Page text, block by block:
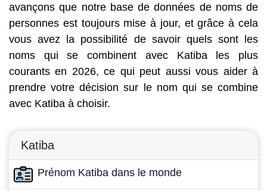
avançons que notre base de données de noms de
personnes est toujours mise à jour, et grâce à cela
vous avez la possibilité de savoir quels sont les
noms qui se combinent avec Katiba les plus
courants en 2026, ce qui peut aussi vous aider à
prendre votre décision sur le nom qui se combine
avec Katiba à choisir.
Katiba
Prénom Katiba dans le monde